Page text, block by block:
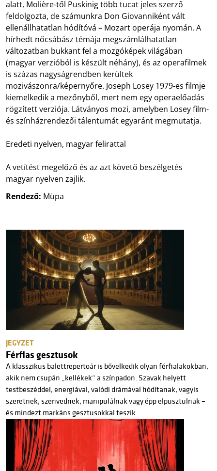
alatt, Molière-től Puskinig több tucat jeles szerző
feldolgozta, de számunkra Don Giovanniként vált
ellenállhatatlan hódítóvá – Mozart operája nyomán. A
hírhedt nőcsábász témája megszámlálhatatlan
változatban bukkant fel a mozgóképek világában
(magyar verzióból is készült néhány), és az operafilmek
is százas nagyságrendben kerültek
mozivászonra/képernyőre. Joseph Losey 1979-es filmje
kiemelkedik a mezőnyből, mert nem egy operaelőadás
rögzített verziója. Látványos mozi, amelyben Losey film-
és színházrendezői tálentumát egyaránt megmutatja.
Eredeti nyelven, magyar felirattal
A vetítést megelőző és az azt követő beszélgetés
magyar nyelven zajlik.
Rendező: Müpa
JEGYZET
Férfias gesztusok
A klasszikus balettrepertoár is bővelkedik olyan férfialakokban,
akik nem csupán „kellékek” a színpadon. Szavak helyett
testbeszéddel, energiával, valódi drámával hódítanak, vagyis
szeretnek, szenvednek, manipulálnak vagy épp elpusztulnak –
és mindezt markáns gesztusokkal teszik.